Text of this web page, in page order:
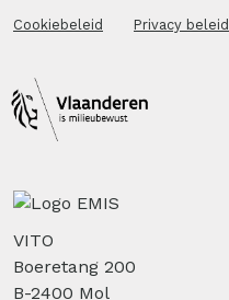
Cookiebeleid Privacy beleid
VITO
Boeretang 200
B-2400 Mol